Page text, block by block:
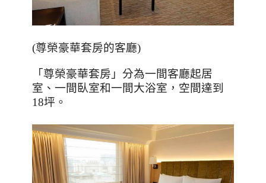
(尊榮豪華套房的客廳)
「尊榮豪華套房」分為一間客廳起居
室、一間臥室和一間大浴室，空間達到
18坪。